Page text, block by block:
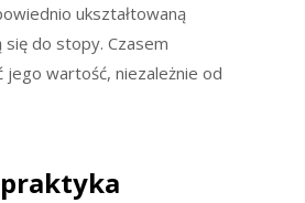
ukształtowaną
do stopy. Czasem
wartość, niezależnie od